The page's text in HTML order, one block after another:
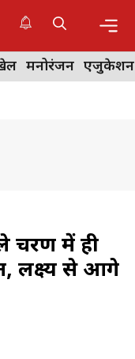
मनोरंजन एजुकेशन
चरण में ही
लक्ष्य से आगे